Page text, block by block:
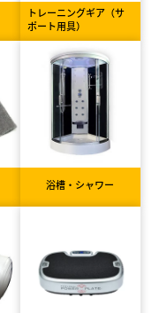
トレーニングギア（サ
ポート用具）
浴槽・シャワー